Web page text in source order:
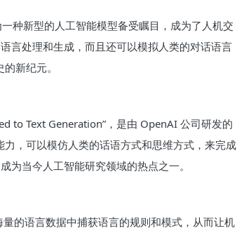
种新型的人工智能模型备受瞩目，成为了人机交
言处理和生成，而且还可以模拟人类的对话语言
新纪元。
to Text Generation”，是由 OpenAI 公司研发的
，可以模仿人类的话语方式和思维方式，来完成
为当今人工智能研究领域的热点之一。
的语言数据中捕获语言的规则和模式，从而让机